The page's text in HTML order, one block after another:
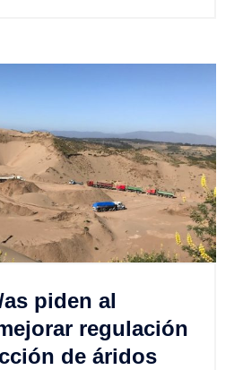
piden al
regulación
de áridos